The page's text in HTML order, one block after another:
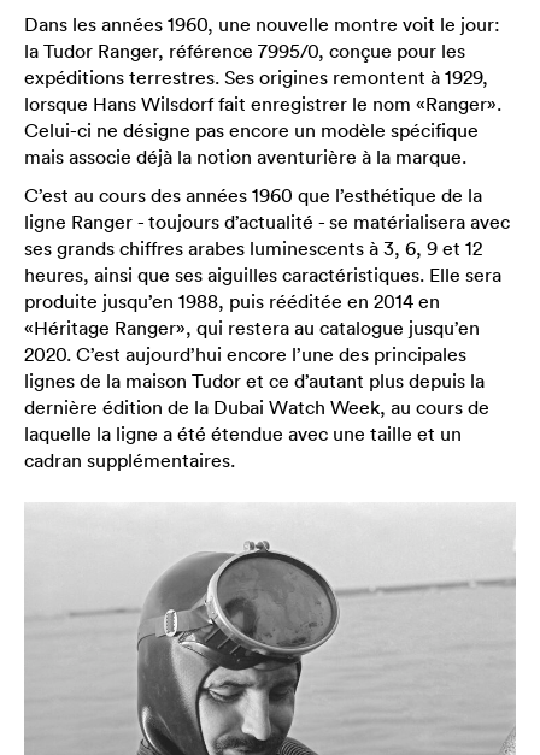
Dans les années 1960, une nouvelle montre voit le jour:
la Tudor Ranger, référence 7995/0, conçue pour les
expéditions terrestres. Ses origines remontent à 1929,
lorsque Hans Wilsdorf fait enregistrer le nom «Ranger».
Celui-ci ne désigne pas encore un modèle spécifique
mais associe déjà la notion aventurière à la marque.
C’est au cours des années 1960 que l’esthétique de la
ligne Ranger - toujours d’actualité - se matérialisera avec
ses grands chiffres arabes luminescents à 3, 6, 9 et 12
heures, ainsi que ses aiguilles caractéristiques. Elle sera
produite jusqu’en 1988, puis rééditée en 2014 en
«Héritage Ranger», qui restera au catalogue jusqu’en
2020. C’est aujourd’hui encore l’une des principales
lignes de la maison Tudor et ce d’autant plus depuis la
dernière édition de la Dubai Watch Week, au cours de
laquelle la ligne a été étendue avec une taille et un
cadran supplémentaires.